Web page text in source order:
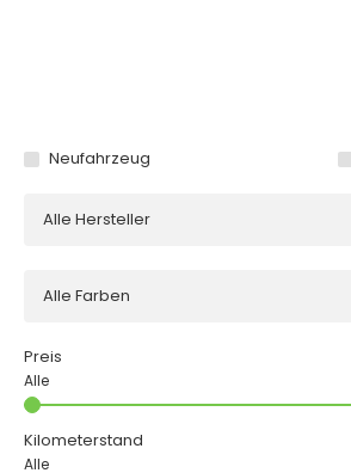
Neufahrzeug
Alle Hersteller
Alle Farben
Preis
Kilometerstand